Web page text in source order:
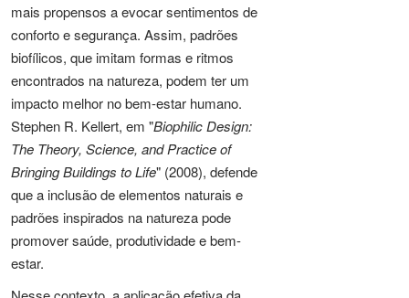
mais propensos a evocar sentimentos de
conforto e segurança. Assim, padrões
biofílicos, que imitam formas e ritmos
encontrados na natureza, podem ter um
impacto melhor no bem-estar humano.
Stephen R. Kellert, em "Biophilic Design:
The Theory, Science, and Practice of
Bringing Buildings to Life" (2008), defende
que a inclusão de elementos naturais e
padrões inspirados na natureza pode
promover saúde, produtividade e bem-
estar.